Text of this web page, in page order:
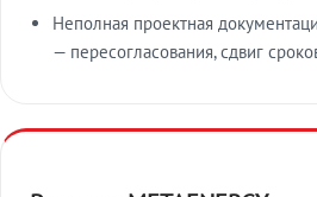
Неполная проектная
— пересогласования, сдвиг